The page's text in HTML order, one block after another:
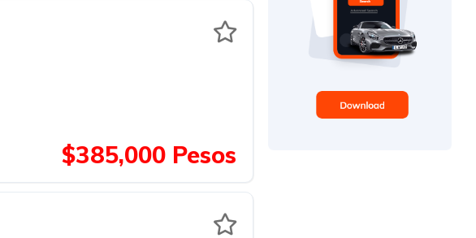
$385,000 Pesos